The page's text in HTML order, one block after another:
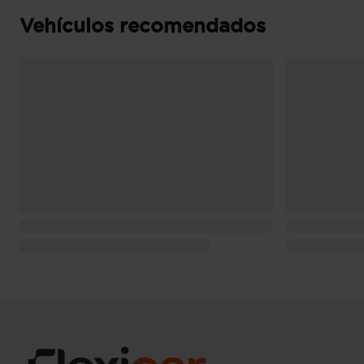
(extraurbano), 3,4 l/100km (mixto), 26,3 km/l
Vehículos recomendados